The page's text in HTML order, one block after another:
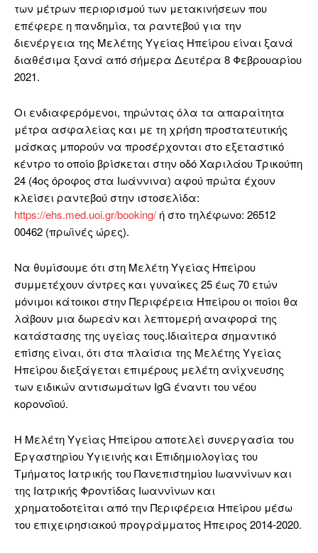
των μέτρων περιορισμού των μετακινήσεων που
επέφερε η πανδημία, τα ραντεβού για την
διενέργεια της Μελέτης Υγείας Ηπείρου είναι ξανά
διαθέσιμα ξανά από σήμερα Δευτέρα 8 Φεβρουαρίου
2021.
Οι ενδιαφερόμενοι, τηρώντας όλα τα απαραίτητα
μέτρα ασφαλείας και με τη χρήση προστατευτικής
μάσκας μπορούν να προσέρχονται στο εξεταστικό
κέντρο το οποίο βρίσκεται στην οδό Χαριλάου Τρικούπη
24 (4ος όροφος στα Ιωάννινα) αφού πρώτα έχουν
κλείσει ραντεβού στην ιστοσελίδα:
https://ehs.med.uoi.gr/booking/ ή στο τηλέφωνο: 26512
00462 (πρωϊνές ώρες).
Να θυμίσουμε ότι στη Μελέτη Υγείας Ηπείρου
συμμετέχουν άντρες και γυναίκες 25 έως 70 ετών
μόνιμοι κάτοικοι στην Περιφέρεια Ηπείρου οι ποίοι θα
λάβουν μια δωρεάν και λεπτομερή αναφορά της
κατάστασης της υγείας τους.Ιδιαίτερα σημαντικό
επίσης είναι, ότι στα πλαίσια της Μελέτης Υγείας
Ηπείρου διεξάγεται επιμέρους μελέτη ανίχνευσης
των ειδικών αντισωμάτων IgG έναντι του νέου
κορονοϊού.
Η Μελέτη Υγείας Ηπείρου αποτελεί συνεργασία του
Εργαστηρίου Υγιεινής και Επιδημιολογίας του
Τμήματος Ιατρικής του Πανεπιστημίου Ιωαννίνων και
της Ιατρικής Φροντίδας Ιωαννίνων και
χρηματοδοτείται από την Περιφέρεια Ηπείρου μέσω
του επιχειρησιακού προγράμματος Ήπειρος 2014-2020.